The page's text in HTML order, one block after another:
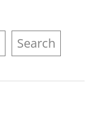
Search